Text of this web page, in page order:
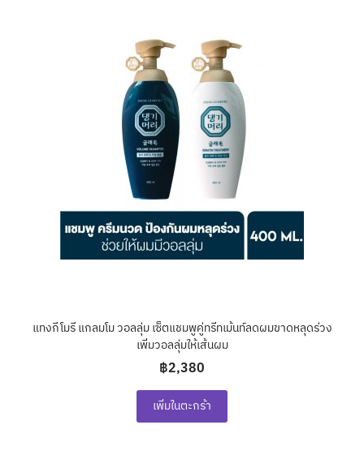
แทงกีโมรี แกลมโม วอลลุ่ม เซ็ตแชมพูคู่ทรีทเม้นท์ลดผมขาดหลุดร่วง
เพิ่มวอลลุ่มให้เส้นผม
฿2,380
เพิ่มในตะกร้า